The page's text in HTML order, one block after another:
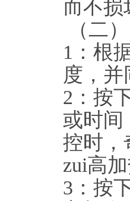
而不损
（二
1：根
度，
2：按
或时间
控时，
zui高
3：按